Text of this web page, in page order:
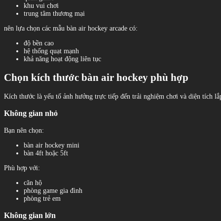
khu vui chơi
trung tâm thương mại
nên lựa chọn các mẫu bàn air hockey arcade có:
độ bền cao
hệ thống quạt mạnh
khả năng hoạt động liên tục
Chọn kích thước bàn air hockey phù hợp
Kích thước là yếu tố ảnh hưởng trực tiếp đến trải nghiệm chơi và diện tích
Không gian nhỏ
Bạn nên chọn:
bàn air hockey mini
bàn 4ft hoặc 5ft
Phù hợp với:
căn hộ
phòng game gia đình
phòng trẻ em
Không gian lớn